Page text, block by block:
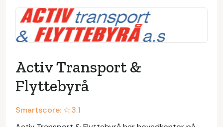
Activ Transport &
Flyttebyrå
Smartscore: ☆3.1